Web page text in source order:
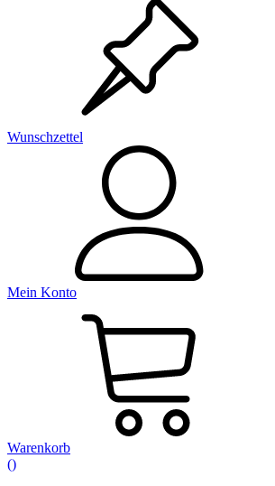
Wunschzettel
Mein Konto
Warenkorb
()